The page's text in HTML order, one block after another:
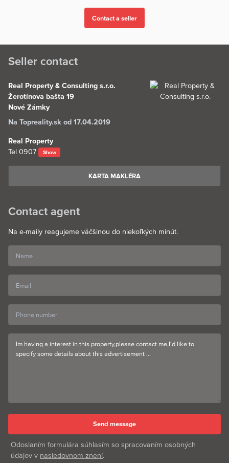
Seller contact
Real Property & Consulting s.r.o.
Žerotínova bašta 19
Nové Zámky
Na Topreality.sk od 17.04.2019
Real Property
Tel 0907 Show
KARTA MAKLÉRA
Contact agent
Na e-maily reagujeme väčšinou do niekoľkých minút.
Odoslaním formulára súhlasím so spracovaním osobných
údajov v nasledovnom znení.